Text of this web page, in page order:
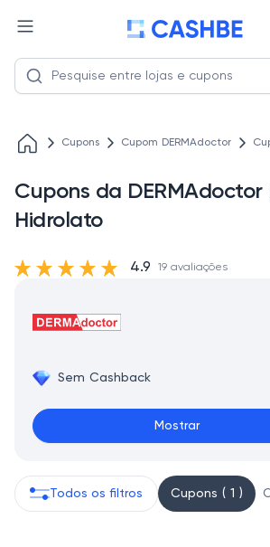
Cupons Cupom DERMAdoctor
Cupons da DERMAdoctor
Hidrolato
Sem Cashback
Mostrar
4.9 19 avaliações
Todos os filtros Cupons ( 1 )